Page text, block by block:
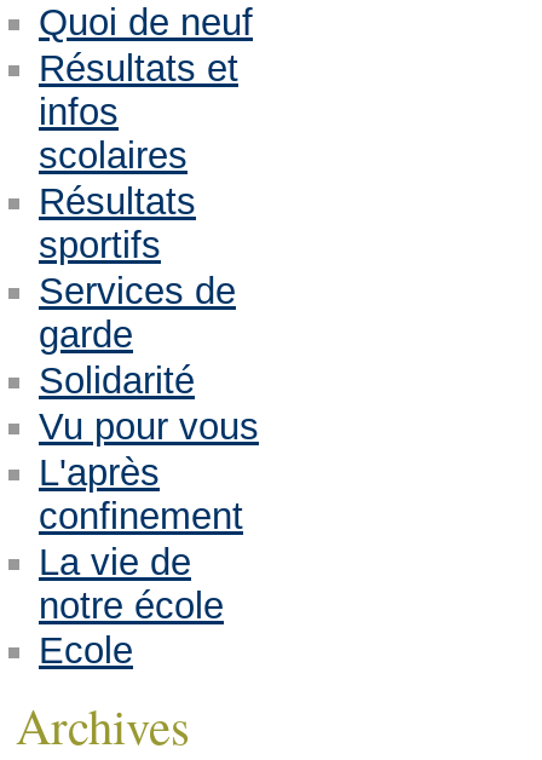
Quoi de neuf
Résultats et
infos
scolaires
Résultats
sportifs
Services de
garde
Solidarité
Vu pour vous
L'après
confinement
La vie de
notre école
Ecole
Archives